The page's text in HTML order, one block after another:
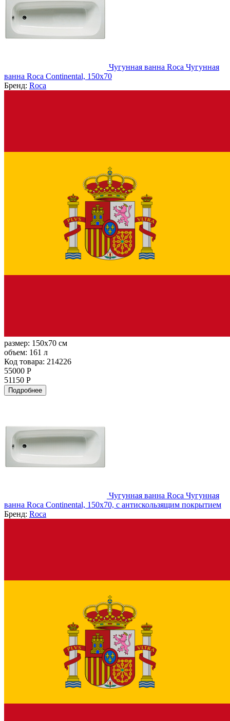
Чугунная ванна Roca Чугунная
ванна Roca Continental, 150x70
Бренд: Roca
размер: 150x70 см
объем: 161 л
Код товара: 214226
55000 Р
51150 Р
Подробнее
Чугунная ванна Roca Чугунная
ванна Roca Continental, 150x70, с антискользящим покрытием
Бренд: Roca